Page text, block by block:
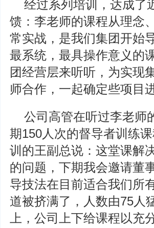
经过系列培训，达成了
馈：李老师的课程从理念
常实战，是我们集团开始
最系统，最具操作意义的
团经营层来听听，为实现
师合作，一起确定些项目
公司高管在听过李老师
期150人次的督导者训练
训的王副总说：这堂课解
的问题，下期我会邀请董
导技法在目前适合我们所
道被挤满了，人数由75人
上，公司上下给课程以充